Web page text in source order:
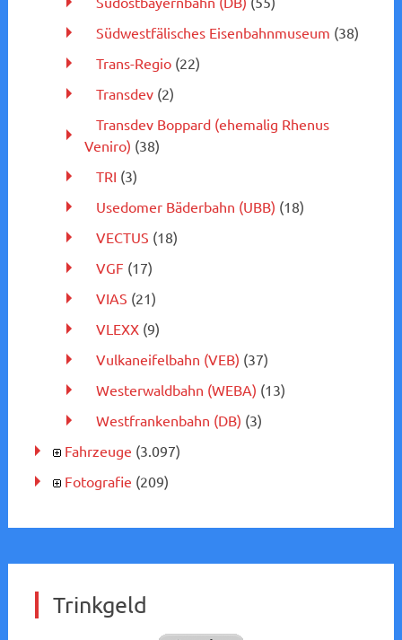
Südwestfälisches Eisenbahnmuseum (38)
Trans-Regio(22)
Transdev(2)
Transdev Boppard (ehemalig Rhenus
Veniro) (38)
TRI (3)
Usedomer Bäderbahn (UBB) (18)
VECTUS (18)
VGF (17)
VIAS (21)
VLEXX(9)
Vulkaneifelbahn (VEB) (37)
Westerwaldbahn (WEBA) (13)
Westfrankenbahn (DB) (3)
Fahrzeuge (3.097)
Fotografie (209)
Trinkgeld